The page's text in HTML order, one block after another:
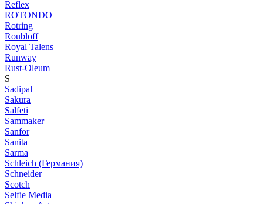
Reflex
ROTONDO
Rotring
Roubloff
Royal Talens
Runway
Rust-Oleum
S
Sadipal
Sakura
Salfeti
Sammaker
Sanfor
Sanita
Sarma
Schleich (Германия)
Schneider
Scotch
Selfie Media